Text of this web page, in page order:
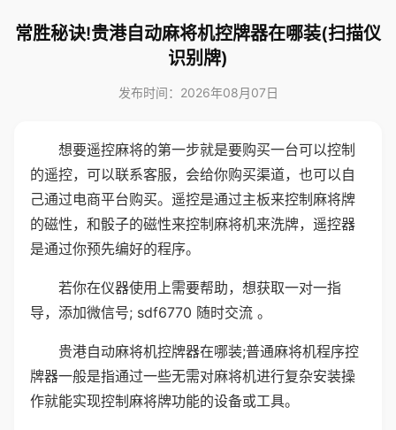
常胜秘诀!贵港自动麻将机控牌器在哪装(扫描仪
识别牌)
发布时间：2026年08月07日
想要遥控麻将的第一步就是要购买一台可以控制
的遥控，可以联系客服，会给你购买渠道，也可以自
己通过电商平台购买。遥控是通过主板来控制麻将牌
的磁性，和骰子的磁性来控制麻将机来洗牌，遥控器
是通过你预先编好的程序。
若你在仪器使用上需要帮助，想获取一对一指
导，添加微信号; sdf6770 随时交流 。
贵港自动麻将机控牌器在哪装;普通麻将机程序控
牌器一般是指通过一些无需对麻将机进行复杂安装操
作就能实现控制麻将牌功能的设备或工具。